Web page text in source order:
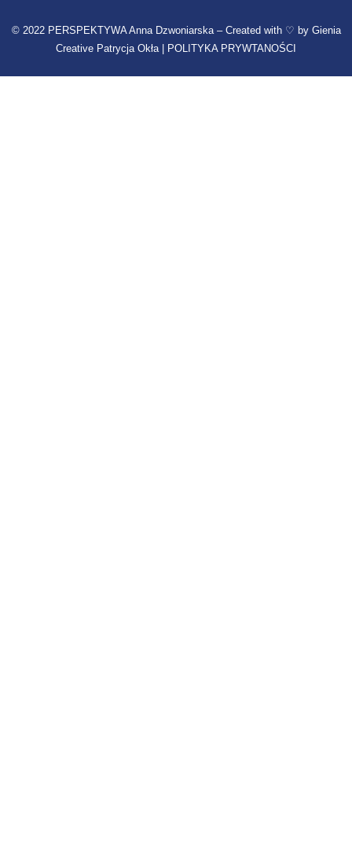
© 2022 PERSPEKTYWA Anna Dzwoniarska – Created with ♡ by Gienia
Creative Patrycja Okła | POLITYKA PRYWTANOŚCI